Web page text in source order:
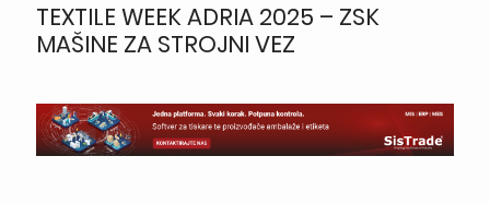
TEXTILE WEEK ADRIA 2025 – ZSK
MAŠINE ZA STROJNI VEZ